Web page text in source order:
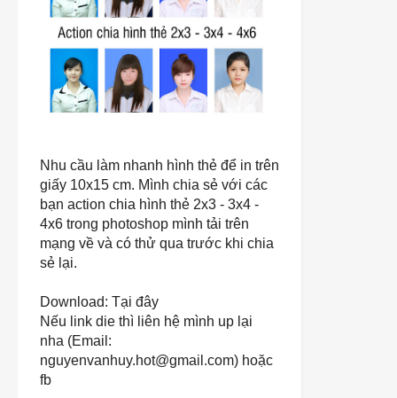
Nhu cầu làm nhanh hình thẻ để in trên
giấy 10x15 cm. Mình chia sẻ với các
bạn action chia hình thẻ 2x3 - 3x4 -
4x6 trong photoshop mình tải trên
mạng về và có thử qua trước khi chia
sẻ lại.
Download: Tại đây
Nếu link die thì liên hệ mình up lại
nha (Email:
nguyenvanhuy.hot@gmail.com) hoặc
fb